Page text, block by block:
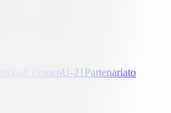
FrauenU-21 Partenariato